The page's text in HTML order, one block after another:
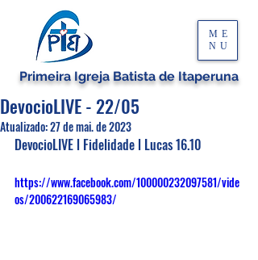
Primeira Igreja Batista de Itaperuna
ME
NU
DevocioLIVE - 22/05
Atualizado:27 de mai. de 2023
DevocioLIVE l Fidelidade l Lucas 16.10
https://www.facebook.com/100000232097581/vide
os/200622169065983/